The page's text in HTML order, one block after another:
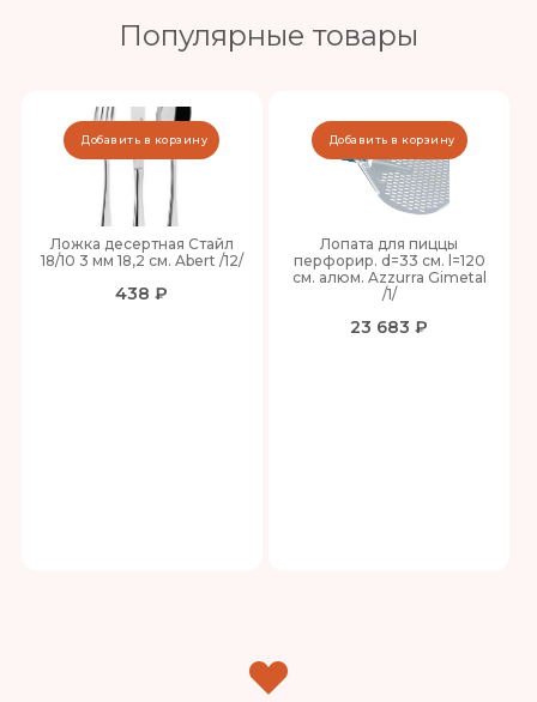
Популярные товары
Ложка десертная Стайл
18/10 3 мм 18,2 см. Abert /12/
438 ₽
Добавить в корзину
Лопата для пиццы
перфорир. d=33 см. l=120
см. алюм. Azzurra Gimetal
/1/
23 683 ₽
Добавить в корзину